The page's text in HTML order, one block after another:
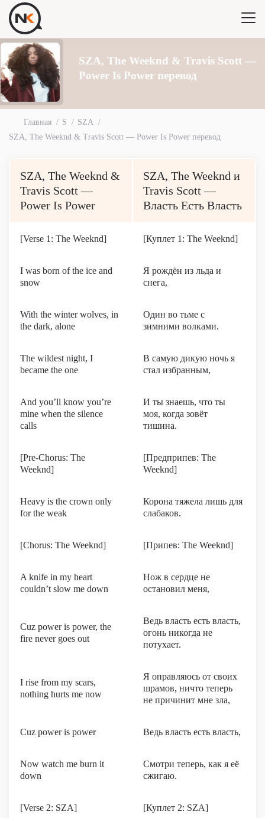
SZA, The Weeknd & Travis Scott —
Power Is Power перевод
Главная S
SZA
SZA, The Weeknd & Travis Scott — Power Is Power перевод
SZA, The Weeknd &
Travis Scott —
Power Is Power
SZA, The Weeknd и
Travis Scott —
Власть Есть Власть
[Verse 1: The Weeknd] [Куплет 1: The Weeknd]
I was born of the ice and
snow
Я рождён из льда и
снега,
With the winter wolves, in
the dark, alone
Один во тьме с
зимними волками.
The wildest night, I
became the one
В самую дикую ночь я
стал избранным,
And you’ll know you’re
mine when the silence
calls
И ты знаешь, что ты
моя, когда зовёт
тишина.
[Pre-Chorus: The
Weeknd]
[Предприпев: The
Weeknd]
Heavy is the crown only
for the weak
Корона тяжела лишь для
слабаков.
[Chorus: The Weeknd] [Припев: The Weeknd]
A knife in my heart
couldn’t slow me down
Нож в сердце не
остановил меня,
Cuz power is power, the
fire never goes out
Ведь власть есть власть,
огонь никогда не
потухает.
I rise from my scars,
nothing hurts me now
Я оправляюсь от своих
шрамов, ничто теперь
не причинит мне зла,
Cuz power is power Ведь власть есть власть,
Now watch me burn it
down
Смотри теперь, как я её
сжигаю.
[Verse 2: SZA] [Куплет 2: SZA]